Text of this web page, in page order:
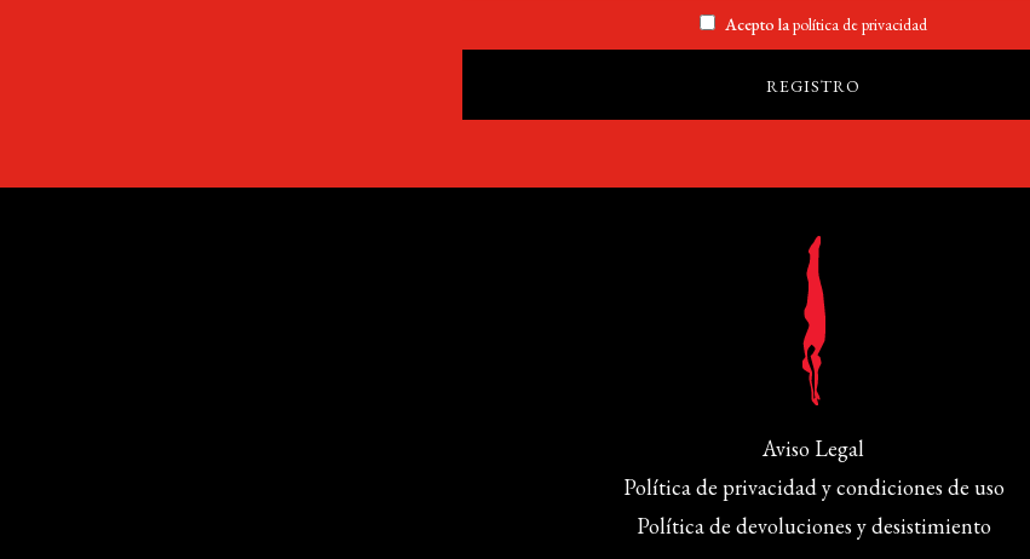
Acepto lapolítica de privacidad
Aviso Legal
Política de privacidad y condiciones de uso
Política de devoluciones y desistimiento